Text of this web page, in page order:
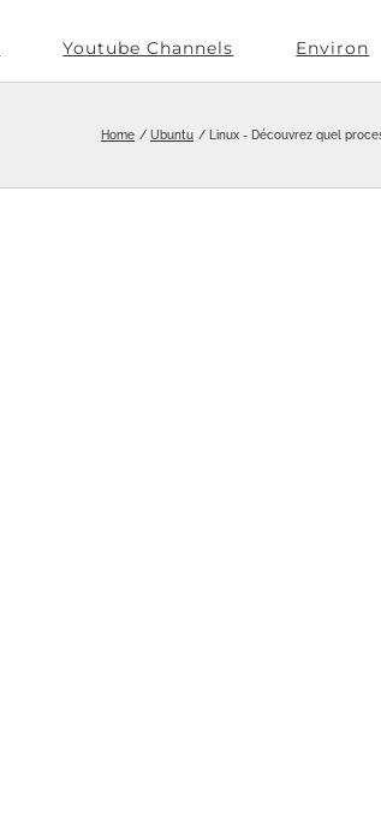
Youtube Channels Environ
Home Ubuntu Linux - Découvrez quel